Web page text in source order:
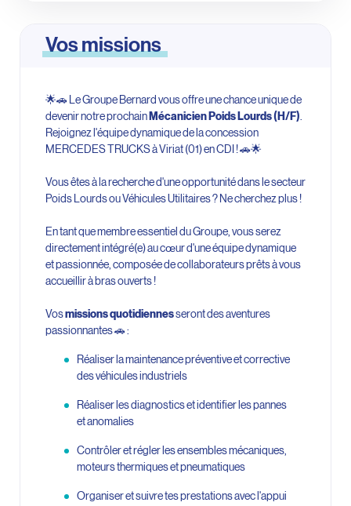
Vos missions
🌟🚗 Le Groupe Bernard vous offre une chance unique de
devenir notre prochain Mécanicien Poids Lourds (H/F).
Rejoignez l'équipe dynamique de la concession
MERCEDES TRUCKS à Viriat (01) en CDI ! 🚗🌟
Vous êtes à la recherche d'une opportunité dans le secteur
Poids Lourds ou Véhicules Utilitaires ? Ne cherchez plus !
En tant que membre essentiel du Groupe, vous serez
directement intégré(e) au cœur d'une équipe dynamique
et passionnée, composée de collaborateurs prêts à vous
accueillir à bras ouverts !
Vosmissions quotidiennesseront des aventures
passionnantes 🚗 :
Réaliser la maintenance préventive et corrective
des véhicules industriels
Réaliser les diagnostics et identifier les pannes
et anomalies
Contrôler et régler les ensembles mécaniques,
moteurs thermiques et pneumatiques
Organiser et suivre tes prestations avec l'appui